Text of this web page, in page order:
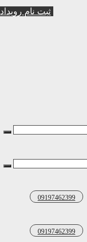
ثبت نام رویداد
09197462399
09197462399